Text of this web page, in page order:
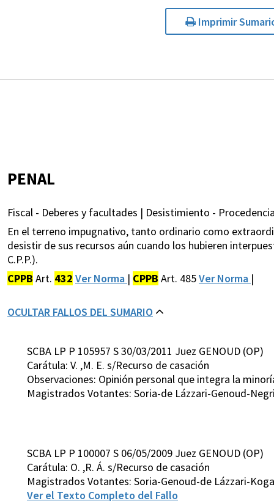
Imprimir
PENAL
Fiscal - Deberes y facultades | Desistimiento -
En el terreno impugnativo, tanto ordinario como
desistir de sus recursos aún cuando los hubieren
C.P.P.).
CPPB Art. 432 Ver Norma | CPPB Art. 485Ver Norma |
OCULTAR FALLOS DEL SUMARIO
SCBA LP P 105957 S 30/03/2011 Juez GENOUD (OP)
Carátula: V. ,M. E. s/Recurso de casación
Observaciones: Opinión personal que integra la
Magistrados Votantes: Soria-de Lázzari-Genoud-
SCBA LP P 100007 S 06/05/2009 Juez GENOUD (OP)
Carátula: O. ,R. Á. s/Recurso de casación
Magistrados Votantes: Soria-Genoud-de Lázzari-
Ver el Texto Completo del Fallo